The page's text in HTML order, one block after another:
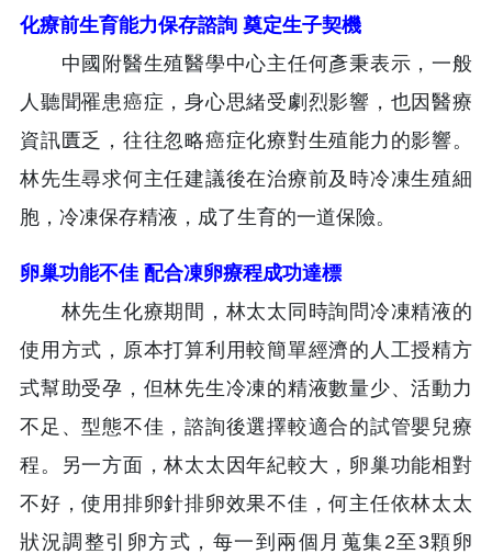
化療前生育能力保存諮詢 奠定生子契機
中國附醫生殖醫學中心主任何彥秉表示，一般
人聽聞罹患癌症，身心思緒受劇烈影響，也因醫療
資訊匱乏，往往忽略癌症化療對生殖能力的影響。
林先生尋求何主任建議後在治療前及時冷凍生殖細
胞，冷凍保存精液，成了生育的一道保險。
卵巢功能不佳 配合凍卵療程成功達標
林先生化療期間，林太太同時詢問冷凍精液的
使用方式，原本打算利用較簡單經濟的人工授精方
式幫助受孕，但林先生冷凍的精液數量少、活動力
不足、型態不佳，諮詢後選擇較適合的試管嬰兒療
程。另一方面，林太太因年紀較大，卵巢功能相對
不好，使用排卵針排卵效果不佳，何主任依林太太
狀況調整引卵方式，每一到兩個月蒐集2至3顆卵